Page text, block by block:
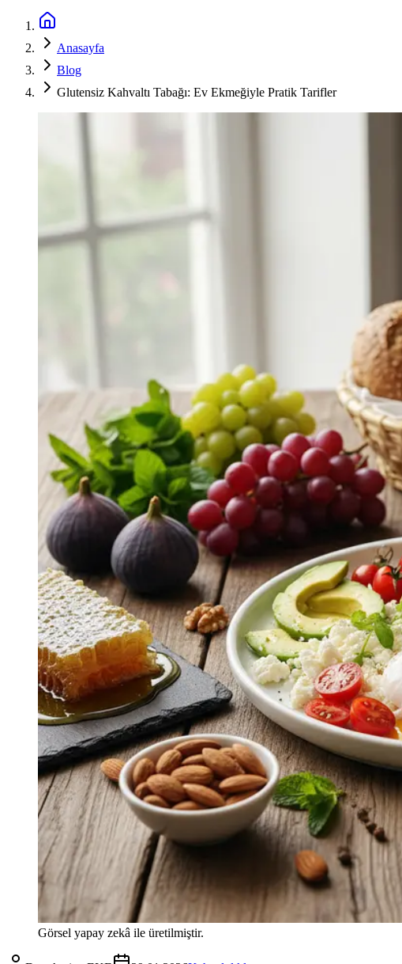
Anasayfa
Blog
Glutensiz Kahvaltı Tabağı: Ev Ekmeğiyle Pratik Tarifler
Görsel yapay zekâ ile üretilmiştir.